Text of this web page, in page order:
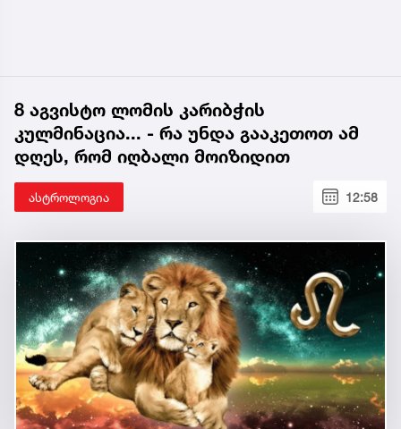
8 აგვისტო ლომის კარიბჭის
კულმინაცია... - რა უნდა გააკეთოთ ამ
დღეს, რომ იღბალი მოიზიდით
ასტროლოგია 12:58